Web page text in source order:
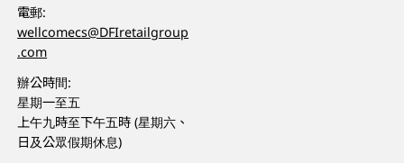
電郵:
wellcomecs@DFIretailgroup
.com
辦公時間:
星期一至五
上午九時至下午五時 (星期六、
日及公眾假期休息)